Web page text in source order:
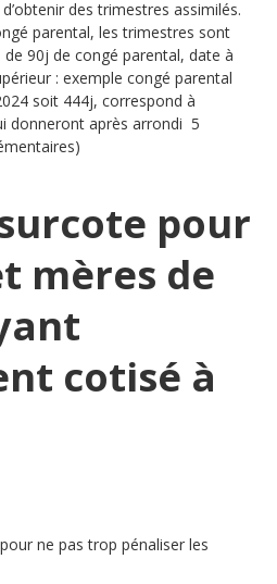
des trimestres assimilés.
parental, les trimestres sont
90j de congé parental, date à
: exemple congé parental
soit 444j, correspond à
donneront après arrondi 5
pour
mères de
cotisé à
ne pas trop pénaliser les